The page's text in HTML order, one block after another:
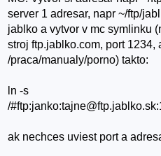
server 1 adresar, napr ~/ftp/
jablko a vytvor v mc symlinku
stroj ftp.jablko.com, port 1234,
/praca/manualy/porno) takto:
ln -s
/
ak nechces uviest port a